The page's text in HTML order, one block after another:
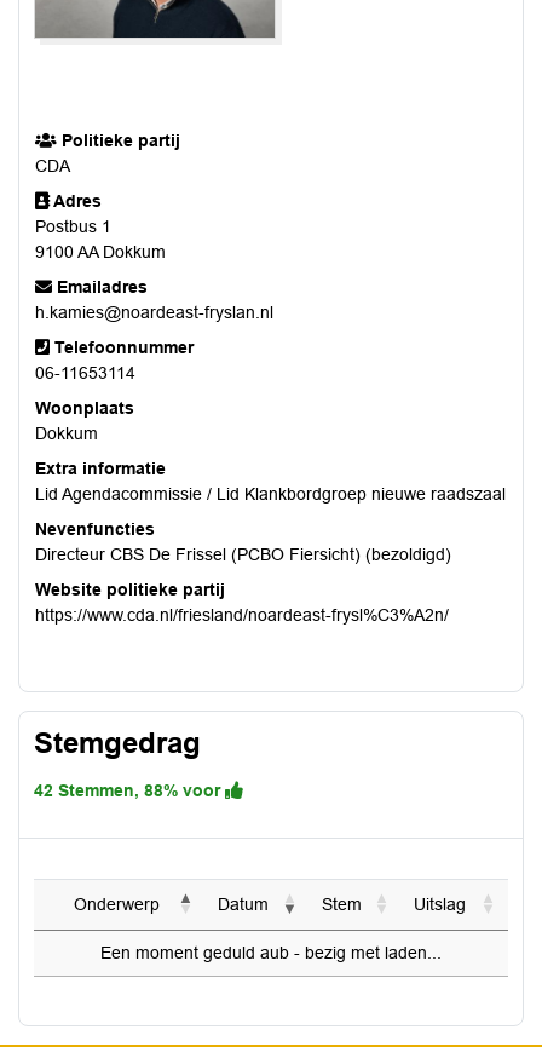
Politieke partij
CDA
Adres
Postbus 1
9100 AA Dokkum
Emailadres
h.kamies@noardeast-fryslan.nl
Telefoonnummer
06-11653114
Woonplaats
Dokkum
Extra informatie
Lid Agendacommissie / Lid Klankbordgroep nieuwe raadszaal
Nevenfuncties
Directeur CBS De Frissel (PCBO Fiersicht) (bezoldigd)
Website politieke partij
https://www.cda.nl/friesland/noardeast-frysl%C3%A2n/
Stemgedrag
42 Stemmen, 88% voor
Onderwerp Datum Stem Uitslag
Een moment geduld aub - bezig met laden...